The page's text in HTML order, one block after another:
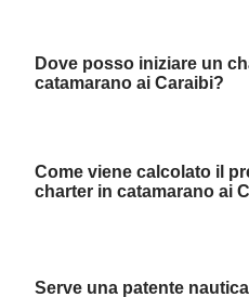
Dove posso iniziare un
catamarano ai Caraibi?
Come viene calcolato il
charter in catamarano ai
Serve una patente